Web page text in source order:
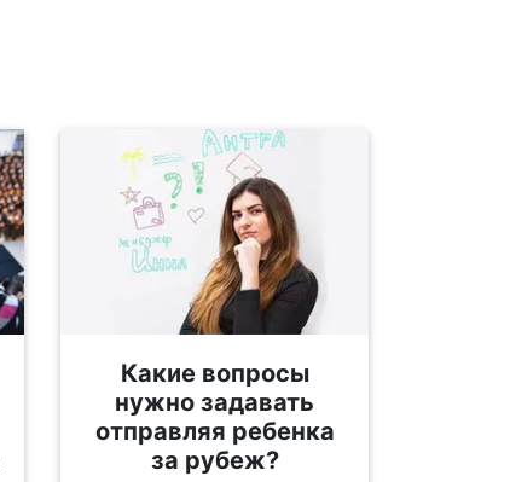
Какие вопросы
нужно задавать
отправляя ребенка
за рубеж?